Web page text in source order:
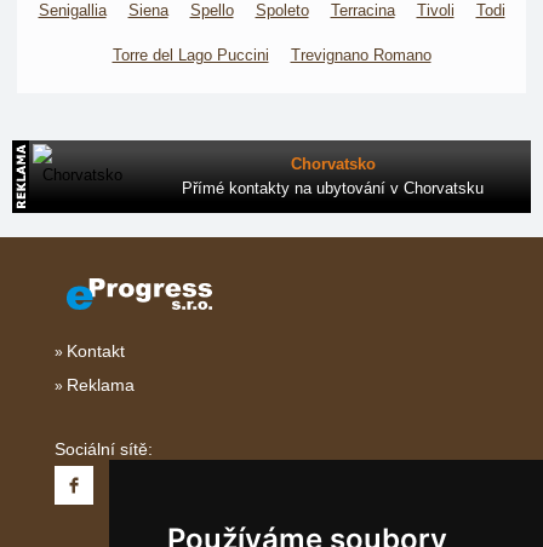
Používáme soubory
Senigallia Siena Spello Spoleto Terracina Tivoli Todi
Torre del Lago Puccini Trevignano Romano
Chorvatsko
Přímé kontakty na ubytování v Chorvatsku
Kontakt
Reklama
Sociální sítě: